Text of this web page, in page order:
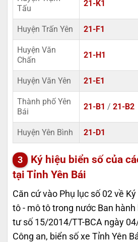
Tấu
21-K1
Huyện Trấn Yên 21-F1
Huyện Văn
Chấn
21-H1
Huyện Văn Yên 21-E1
Thành phố Yên
Bái
21-B1 / 21-B2
Huyện Yên Bình 21-D1
Ký hiệu biển số của
tại Tỉnh Yên Bái
Căn cứ vào Phụ lục số 02 về
tô - mô tô trong nước Ban
tư số 15/2014/TT-BCA ngày
Công an, biển số xe Tỉnh Yên